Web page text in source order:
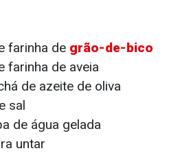
farinha de grão-de-bico
farinha de aveia
de azeite de oliva
sal
de água gelada
untar